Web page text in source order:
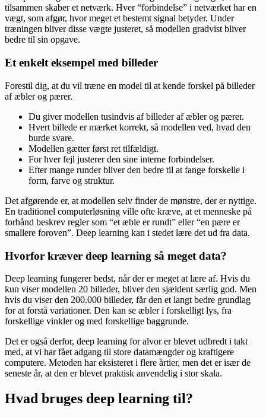
tilsammen skaber et netværk. Hver “forbindelse” i netværket har en
vægt, som afgør, hvor meget et bestemt signal betyder. Under
træningen bliver disse vægte justeret, så modellen gradvist bliver
bedre til sin opgave.
Et enkelt eksempel med billeder
Forestil dig, at du vil træne en model til at kende forskel på billeder
af æbler og pærer.
Du giver modellen tusindvis af billeder af æbler og pærer.
Hvert billede er mærket korrekt, så modellen ved, hvad den
burde svare.
Modellen gætter først ret tilfældigt.
For hver fejl justerer den sine interne forbindelser.
Efter mange runder bliver den bedre til at fange forskelle i
form, farve og struktur.
Det afgørende er, at modellen selv finder de mønstre, der er nyttige.
En traditionel computerløsning ville ofte kræve, at et menneske på
forhånd beskrev regler som “et æble er rundt” eller “en pære er
smallere foroven”. Deep learning kan i stedet lære det ud fra data.
Hvorfor kræver deep learning så meget data?
Deep learning fungerer bedst, når der er meget at lære af. Hvis du
kun viser modellen 20 billeder, bliver den sjældent særlig god. Men
hvis du viser den 200.000 billeder, får den et langt bedre grundlag
for at forstå variationer. Den kan se æbler i forskelligt lys, fra
forskellige vinkler og med forskellige baggrunde.
Det er også derfor, deep learning for alvor er blevet udbredt i takt
med, at vi har fået adgang til store datamængder og kraftigere
computere. Metoden har eksisteret i flere årtier, men det er især de
seneste år, at den er blevet praktisk anvendelig i stor skala.
Hvad bruges deep learning til?